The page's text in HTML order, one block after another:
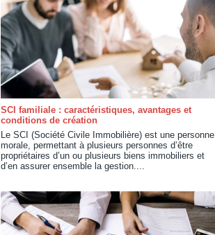
SCI familiale : caractéristiques, avantages et
conditions de création
Le SCI (Société Civile Immobilière) est une personne
morale, permettant à plusieurs personnes d’être
propriétaires d’un ou plusieurs biens immobiliers et
d’en assurer ensemble la gestion....